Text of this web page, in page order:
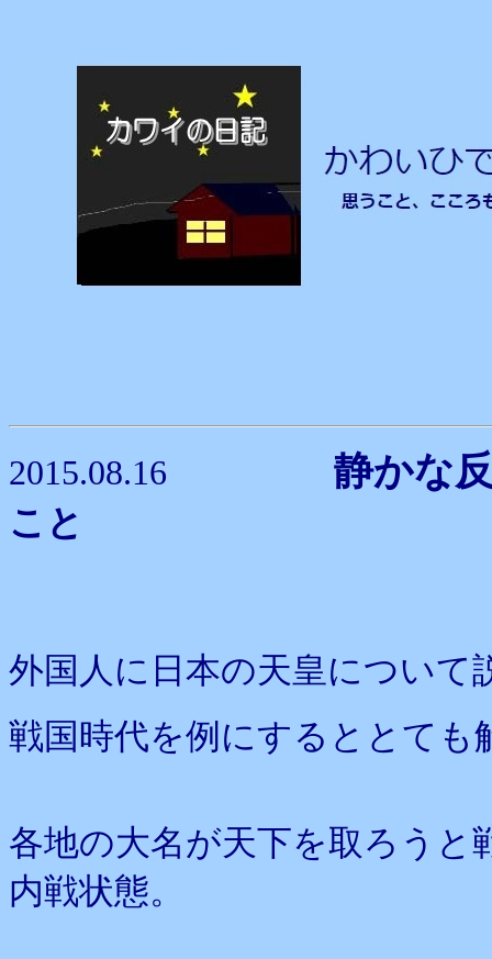
2015.08.16 静か
こと
外国人に日本の天皇について
戦国時代を例にするととても
各地の大名が天下を取ろう
内戦状態。